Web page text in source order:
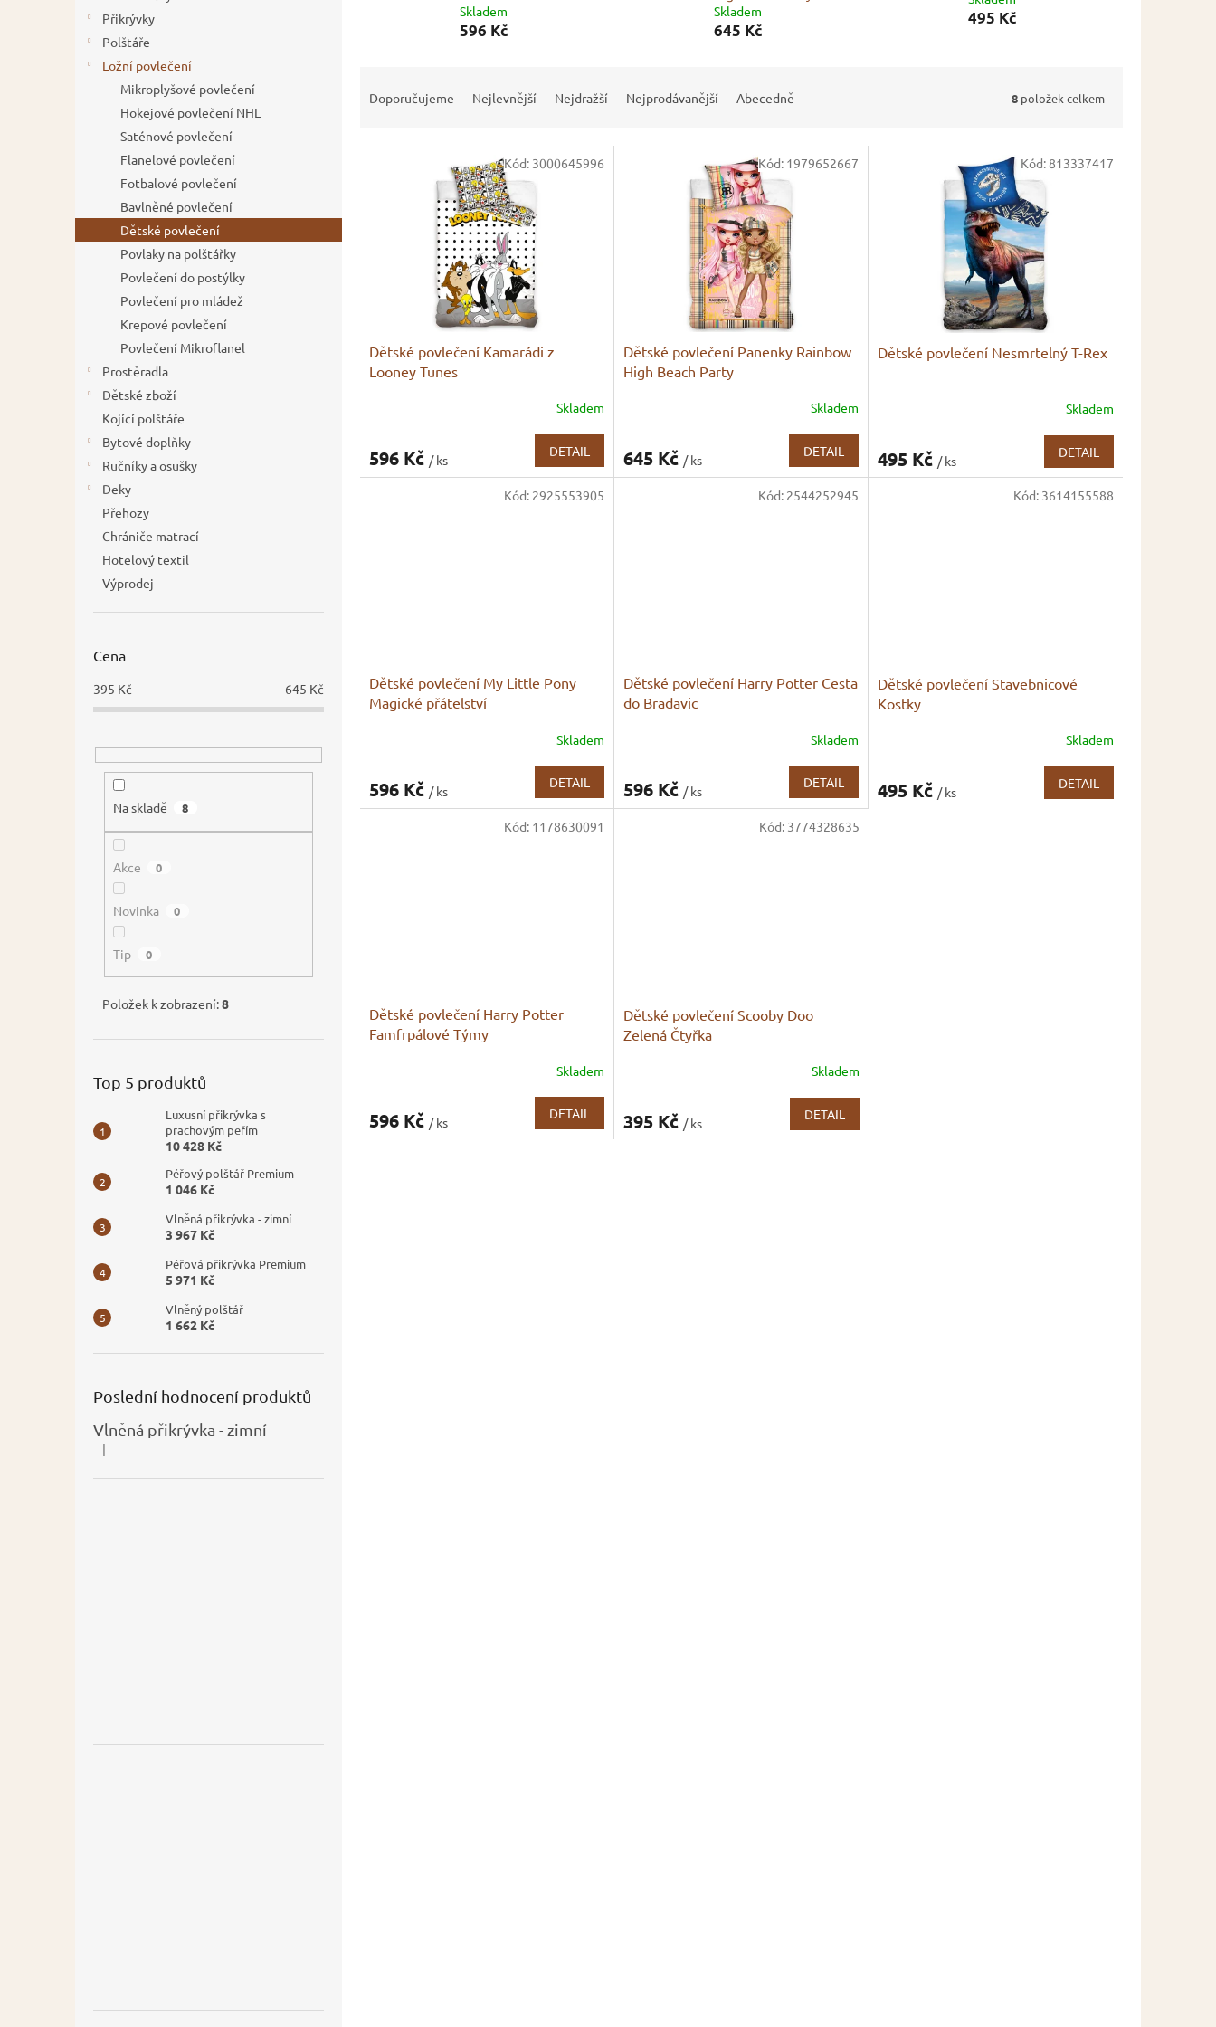
Přikrývky
Polštáře
Ložní povlečení
Mikroplyšové povlečení
Hokejové povlečení NHL
Saténové povlečení
Flanelové povlečení
Fotbalové povlečení
Bavlněné povlečení
Dětské povlečení
Povlaky na polštářky
Povlečení do postýlky
Povlečení pro mládež
Krepové povlečení
Povlečení Mikroflanel
Prostěradla
Dětské zboží
Kojící polštáře
Bytové doplňky
Ručníky a osušky
Deky
Přehozy
Chrániče matrací
Hotelový textil
Výprodej
Cena
395 Kč 645 Kč
Na skladě 8
Akce 0
Novinka 0
Tip 0
Položek k zobrazení:8
Top 5 produktů
Luxusní přikrývka s
prachovým peřím
10 428 Kč
Péřový polštář Premium
1 046 Kč
Vlněná přikrývka - zimní
3 967 Kč
Péřová přikrývka Premium
5 971 Kč
Vlněný polštář
1 662 Kč
Poslední hodnocení produktů
Vlněná přikrývka - zimní
Hodnocení produktu je 5 z 5 hvězdiček.
|
Skladem
596 Kč
Skladem
645 Kč
495 Kč
Doporučujeme Nejlevnější Nejdražší Nejprodávanější Abecedně 8 položek celkem
Dětské povlečení Kamarádi z
Looney Tunes
Skladem
596 Kč / ks
DETAIL
Kód: 3000645996
Dětské povlečení Panenky Rainbow
High Beach Party
Skladem
645 Kč / ks
DETAIL
Kód: 1979652667
Dětské povlečení Nesmrtelný T-Rex
Skladem
495 Kč / ks
DETAIL
Kód:813337417
Dětské povlečení My Little Pony
Magické přátelství
Skladem
596 Kč / ks
DETAIL
Kód: 2925553905
Dětské povlečení Harry Potter Cesta
do Bradavic
Skladem
596 Kč / ks
DETAIL
Kód: 2544252945
Dětské povlečení Stavebnicové
Kostky
Skladem
495 Kč / ks
DETAIL
Kód: 3614155588
Dětské povlečení Harry Potter
Famfrpálové Týmy
Skladem
596 Kč / ks
DETAIL
Kód: 1178630091
Dětské povlečení Scooby Doo
Zelená Čtyřka
Skladem
395 Kč / ks
DETAIL
Kód: 3774328635